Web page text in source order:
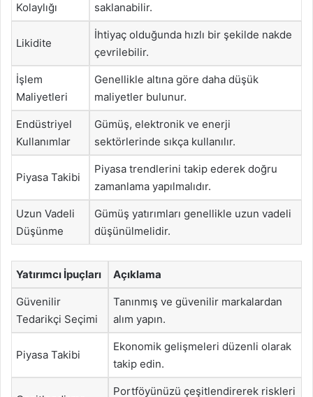
Kolaylığı
saklanabilir.
Likidite
İhtiyaç olduğunda hızlı bir şekilde nakde
çevrilebilir.
İşlem
Maliyetleri
Genellikle altına göre daha düşük
maliyetler bulunur.
Endüstriyel
Kullanımlar
Gümüş, elektronik ve enerji
sektörlerinde sıkça kullanılır.
Piyasa Takibi
Piyasa trendlerini takip ederek doğru
zamanlama yapılmalıdır.
Uzun Vadeli
Düşünme
Gümüş yatırımları genellikle uzun vadeli
düşünülmelidir.
Yatırımcı İpuçları Açıklama
Güvenilir
Tedarikçi Seçimi
Tanınmış ve güvenilir markalardan
alım yapın.
Piyasa Takibi
Ekonomik gelişmeleri düzenli olarak
takip edin.
Portföyünüzü çeşitlendirerek riskleri